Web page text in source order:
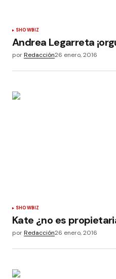
SHOWBIZ
Andrea Legarreta
porRedacción26 enero, 2016
SHOWBIZ
Kate ¿no es
porRedacción26 enero, 2016